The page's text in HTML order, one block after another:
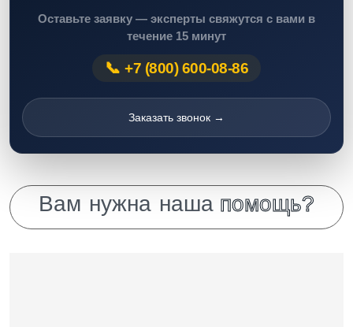
Оставьте заявку — эксперты свяжутся с вами в
течение 15 минут
+7 (800) 600-08-86
Заказать звонок →
Вам нужна наша помощь?